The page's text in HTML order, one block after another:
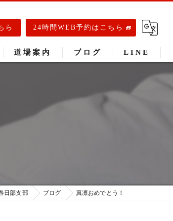
ら 24時間WEB予約はこちら
道場案内 ブログ LINE
日部支部 ブログ 真凛おめでとう！